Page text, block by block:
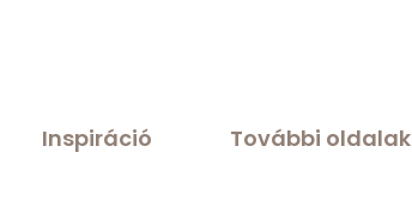
Inspiráció További oldalak